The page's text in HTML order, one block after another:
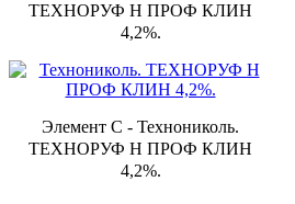
ТЕХНОРУФ Н ПРОФ КЛИН
4,2%.
Элемент С - Технониколь.
ТЕХНОРУФ Н ПРОФ КЛИН
4,2%.